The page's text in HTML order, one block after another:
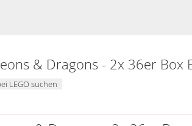
& Dragons - 2x 36er Box
LEGO suchen